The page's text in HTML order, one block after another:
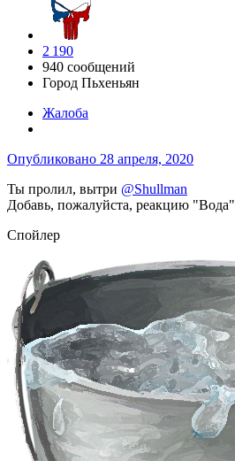
2 190
940 сообщений
Город Пьхеньян
Жалоба
Опубликовано 28 апреля, 2020
Ты пролил, вытри @Shullman
Добавь, пожалуйста, реакцию "Вода"
Спойлер